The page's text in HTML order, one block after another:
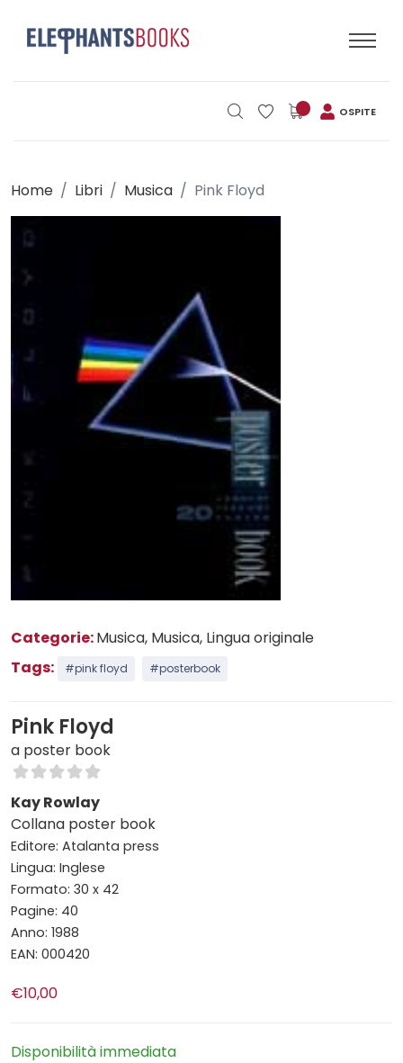
OSPITE
Home Libri Musica Pink Floyd
Categorie:Musica, Musica, Lingua originale
Tags:
#pink floyd #posterbook
Pink Floyd
a poster book
Kay Rowlay
Collana poster book
Editore: Atalanta press
Lingua: Inglese
Formato: 30 x 42
Pagine: 40
Anno: 1988
EAN: 000420
€10,00
Disponibilità immediata